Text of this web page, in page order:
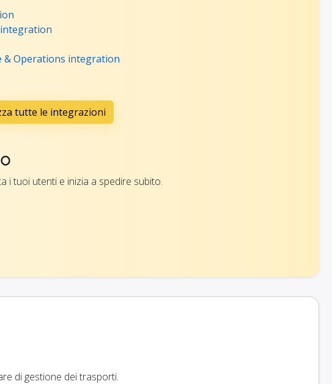
integration
& Operations integration
tutte le integrazioni
i tuoi utenti e inizia a spedire subito.
di gestione dei trasporti.